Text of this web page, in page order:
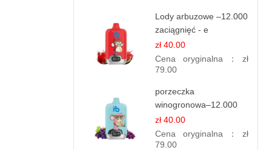
Lody arbuzowe –12.000
zaciągnięć - e
papierosy jednorazowe
zł 40.00
Cena oryginalna： zł
79.00
porzeczka
winogronowa–12.000
zaciągnięć - e
papierosy
zł 40.00
Cena oryginalna： zł
79.00